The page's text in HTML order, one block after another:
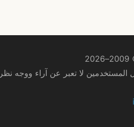
لا تعبر عن آراء ووجه